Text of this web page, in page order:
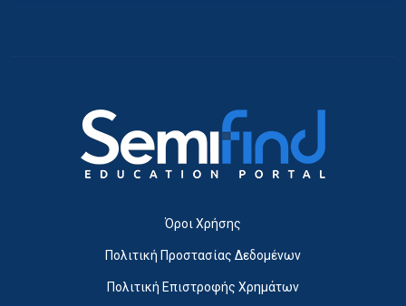
Όροι Χρήσης
Πολιτική Προστασίας Δεδομένων
Πολιτική Επιστροφής Χρημάτων